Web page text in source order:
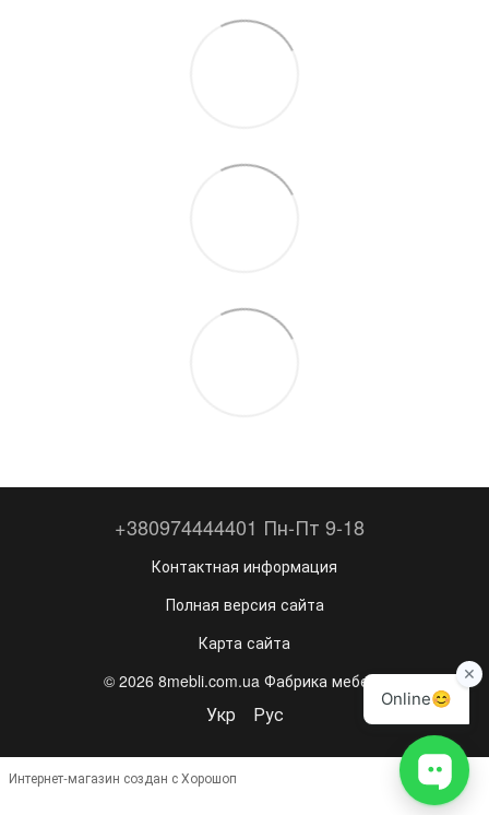
+380974444401 Пн-Пт 9-18
Контактная информация
Полная версия сайта
Карта сайта
© 2026 8mebli.com.ua Фабрика мебели
Укр Рус
Интернет-магазин создан с Хорошоп